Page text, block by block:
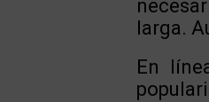
larga.
En